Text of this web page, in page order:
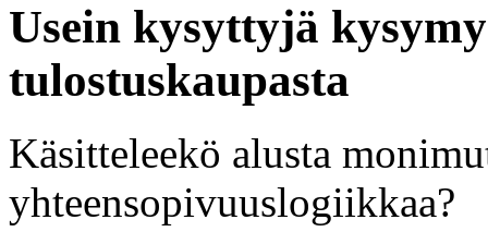
Usein kysyttyjä
tulostuskaupasta
Käsitteleekö alusta
yhteensopivuuslogiikkaa?